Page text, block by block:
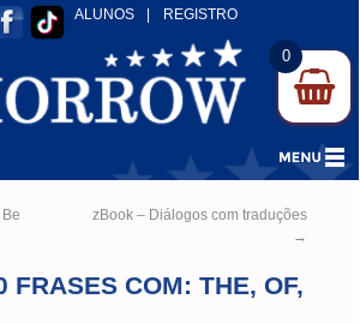
ALUNOS REGISTRO
zBook – Diálogos com traduções
→
FRASES COM: THE, OF,
0